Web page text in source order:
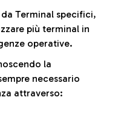
Terminal specifici,
più terminal in
operative.
la
necessario
attraverso: